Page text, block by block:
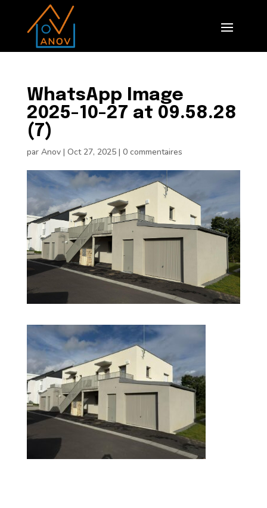
WhatsApp Image
2025-10-27 at 09.58.28
(7)
par Anov| Oct 27, 2025| 0 commentaires